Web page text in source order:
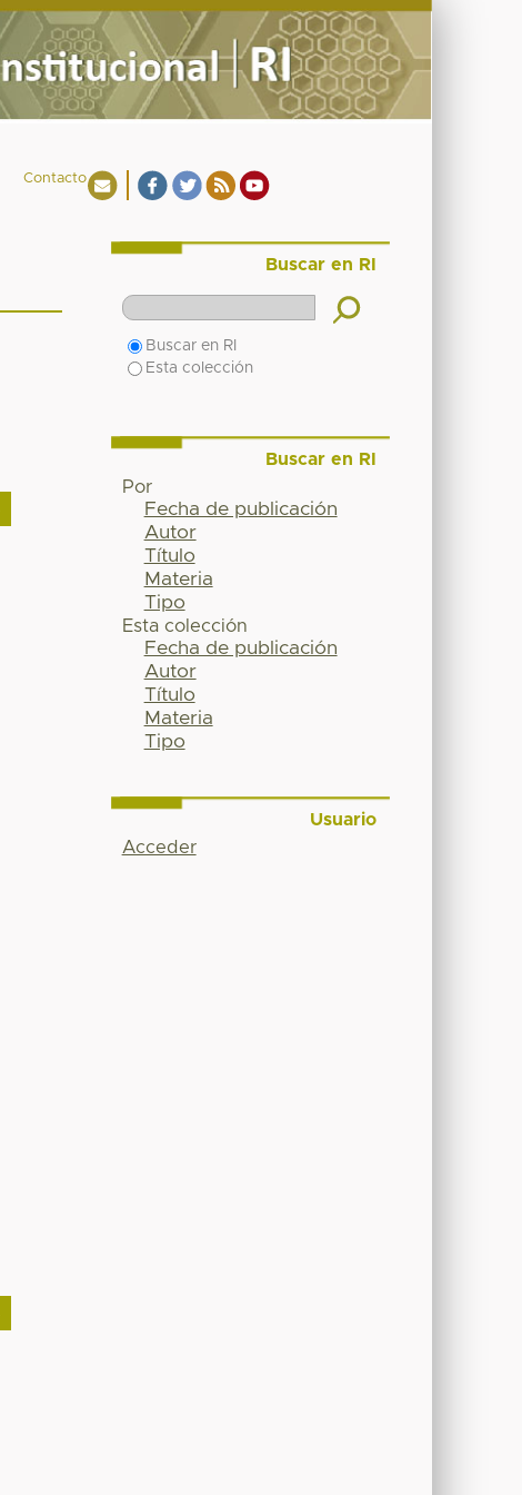
Contacto
Buscar en RI
Buscar en RI
Esta colección
Buscar en RI
Por
Fecha de publicación
Autor
Título
Materia
Tipo
Esta colección
Fecha de publicación
Autor
Título
Materia
Tipo
Usuario
Acceder